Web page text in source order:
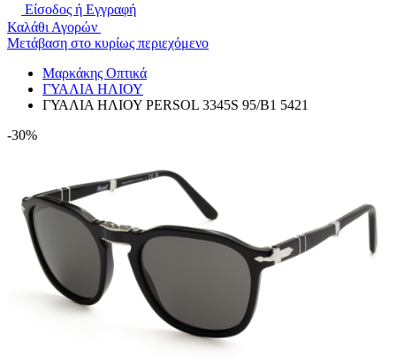
Είσοδος ή Εγγραφή
Καλάθι Αγορών
Μετάβαση στο κυρίως περιεχόμενο
Μαρκάκης Οπτικά
ΓΥΑΛΙΑ ΗΛΙΟΥ
ΓΥΑΛΙΑ ΗΛΙΟΥ PERSOL 3345S 95/B1 5421
-30%